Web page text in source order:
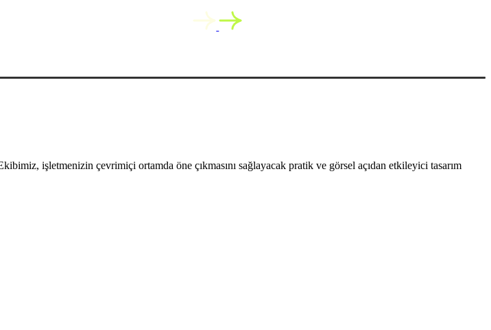
işletmenizin çevrimiçi ortamda öne çıkmasını sağlayacak pratik ve görsel açıdan etkileyici tasarım